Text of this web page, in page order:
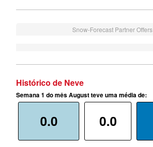
Snow-Forecast Partner Offers
Histórico de Neve
Semana 1 do mês August teve uma média de:
0.0 0.0